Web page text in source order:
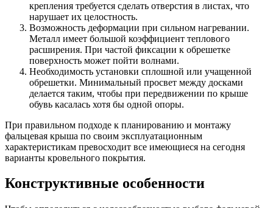
крепления требуется сделать отверстия в листах, что
нарушает их целостность.
Возможность деформации при сильном нагревании.
Металл имеет большой коэффициент теплового
расширения. При частой фиксации к обрешетке
поверхность может пойти волнами.
Необходимость установки сплошной или учащенной
обрешетки. Минимальный просвет между досками
делается таким, чтобы при передвижении по крыше
обувь касалась хотя бы одной опоры.
При правильном подходе к планированию и монтажу
фальцевая крыша по своим эксплуатационным
характеристикам превосходит все имеющиеся на сегодня
варианты кровельного покрытия.
Конструктивные особенности